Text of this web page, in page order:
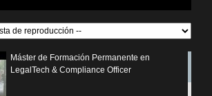
Máster de Formación Permanente en
LegalTech & Compliance Officer